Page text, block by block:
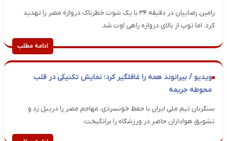
رامین رضاییان در دقیقه ۳۴ با یک شوت خطرناک دروازه مصر را تهدید
کرد، اما توپ از بالای دروازه راهی اوت شد.
ادامه مطلب
ویدیو / بیرانوند همه را غافلگیر کرد؛ نمایش تکنیکی در قلب
محوطه جریمه
سنگربان تیم ملی ایران با حفظ خونسردی، مهاجم مصر را دریبل زد و
تشویق هواداران حاضر در ورزشگاه را برانگیخت.